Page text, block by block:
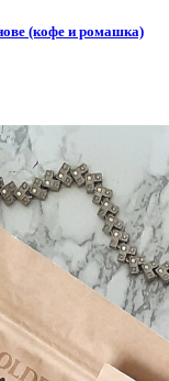
(кофе и ромашка)